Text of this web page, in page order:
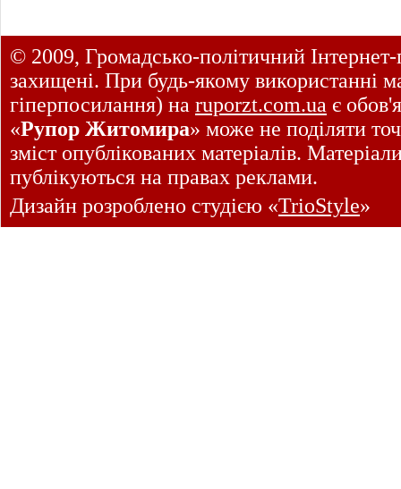
© 2009, Громадсько-політичний
захищені. При будь-якому використанні
гіперпосилання) на ruporzt.com.ua є
«Рупор Житомира» може не поділяти
зміст опублікованих матеріалів.
публікуються на правах реклами.
Дизайн розроблено студією «TrioStyle»